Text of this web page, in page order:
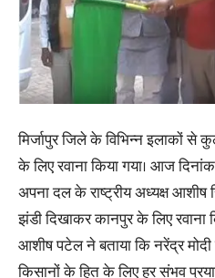
मिर्जापुर जिले के विभिन्न इलाकों से
के लिए रवाना किया गया। आज
अपना दल के राष्ट्रीय अध्यक्ष
झंडी दिखाकर कानपुर के लिए रवाना
आशीष पटेल ने बताया कि नरेंद्र